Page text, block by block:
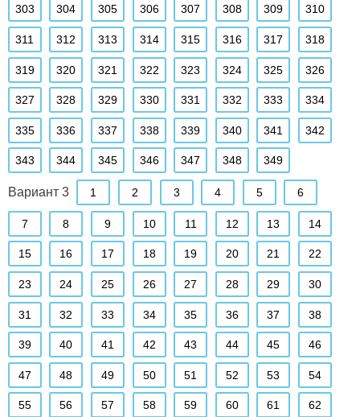
303 304 305 306 307 308 309 310
311 312 313 314 315 316 317 318
319 320 321 322 323 324 325 326
327 328 329 330 331 332 333 334
335 336 337 338 339 340 341 342
343 344 345 346 347 348 349
Вариант 3 1 2 3 4 5 6
7 8 9 10 11 12 13 14
15 16 17 18 19 20 21 22
23 24 25 26 27 28 29 30
31 32 33 34 35 36 37 38
39 40 41 42 43 44 45 46
47 48 49 50 51 52 53 54
55 56 57 58 59 60 61 62